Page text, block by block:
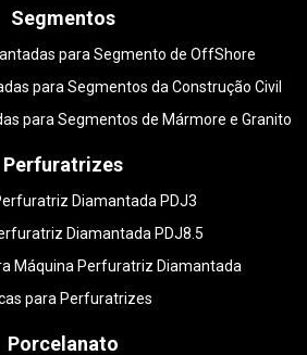
Segmentos
para Segmento de OffShore
para Segmentos da Construção Civil
para Segmentos de Mármore e Granito
Perfuratrizes
Diamantada PDJ3
Diamantada PDJ8.5
Máquina Perfuratriz Diamantada
para Perfuratrizes
Porcelanato